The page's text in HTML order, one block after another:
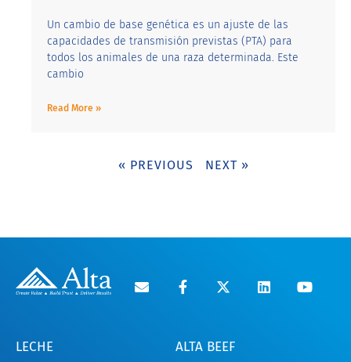
Un cambio de base genética es un ajuste de las
capacidades de transmisión previstas (PTA) para
todos los animales de una raza determinada. Este
cambio
Read More »
« PREVIOUS NEXT »
LECHE ALTA BEEF